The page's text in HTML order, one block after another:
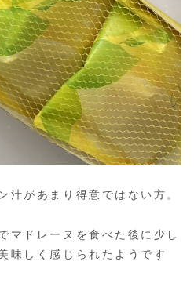
汁があまり得意ではない方。
マドレーヌを食べた後に少し
味しく感じられたようです